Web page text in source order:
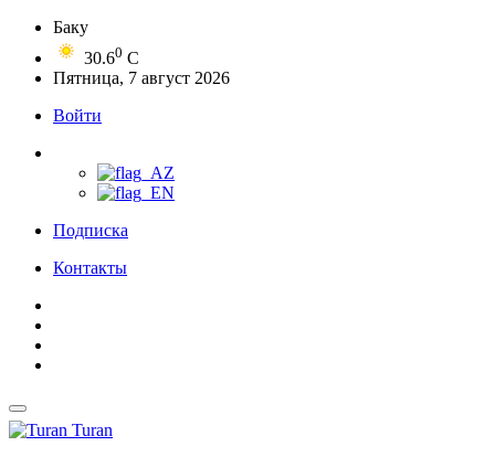
Баку
30.60 C
Пятница, 7 август 2026
Войти
Подписка
Контакты
Turan